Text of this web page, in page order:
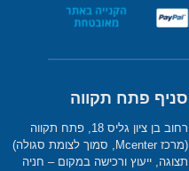
סניף פתח תקווה
רחוב בן ציון גליס 18, פתח תקווה
(מרכז Mcenter, סמוך לצומת סגולה)
תצוגה, ייעוץ ורכישה במקום – חניה